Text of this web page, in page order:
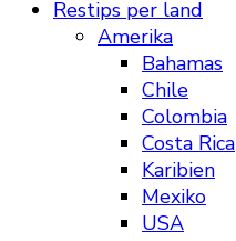
Restips per land
Amerika
Bahamas
Chile
Colombia
Costa Rica
Karibien
Mexiko
USA